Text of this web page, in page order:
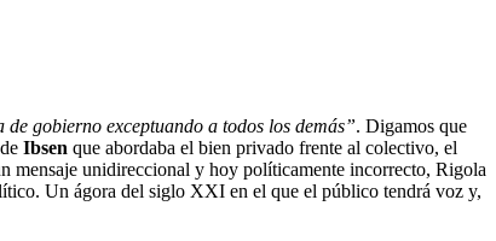
de gobierno exceptuando a todos los demás”. Digamos que
Ibsen que abordaba el bien privado frente al colectivo, el
mensaje unidireccional y hoy políticamente incorrecto, Rigola
Un ágora del siglo XXI en el que el público tendrá voz y,